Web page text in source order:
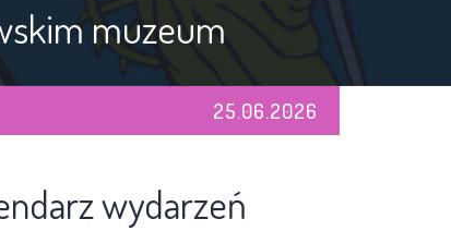
muzeum
25.06.2026
wydarzeń